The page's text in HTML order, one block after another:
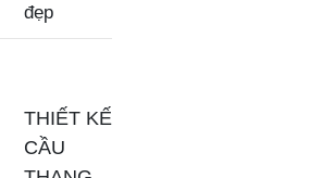
đẹp
THIẾT KẾ
CẦU